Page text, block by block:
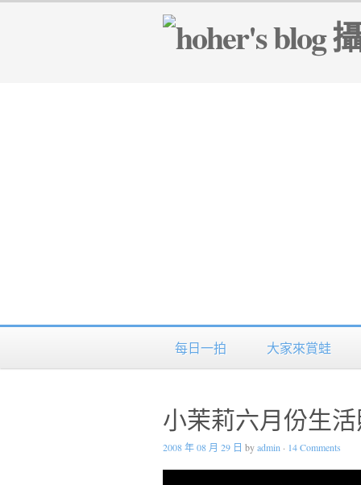
每日一拍 大家來賞蛙
小茉莉六月份生
2008 年 08 月 29 日 byadmin · 14 Comments